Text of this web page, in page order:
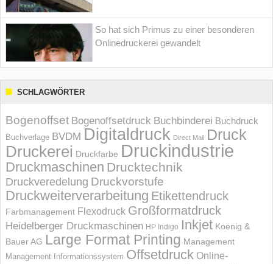
So hat sich Primus zu einer besonderen
Onlinedruckerei gewandelt
SCHLAGWÖRTER
Bogenoffset Bogenoffsetdruck Buchbinderei Buchdruck
Buchverlage BVDM Digitaldruck Direct Mail Druck
Druckerei Druckfarbe Druckindustrie
Druckmaschinen Drucktechnik
Druckveredelung Druckvorstufe
Druckweiterverarbeitung Etikettendruck
Farbmanagement Flexodruck Großformatdruck
Heidelberger Druckmaschinen HP Indigo Inkjet Koenig &
Bauer AG Large Format Printing Management
Management Informations­system Offsetdruck Online-